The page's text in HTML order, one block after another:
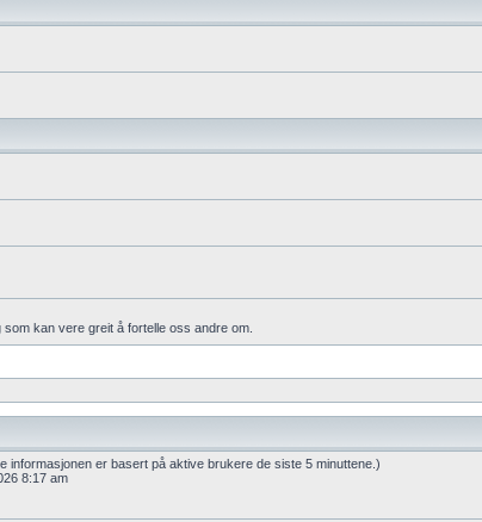
kan vere greit å fortelle oss andre om.
er basert på aktive brukere de siste 5 minuttene.)
8:17 am